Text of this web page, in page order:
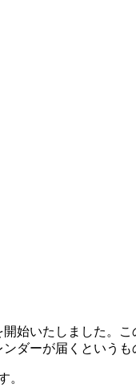
始いたしました。
ダーが届くというも
。